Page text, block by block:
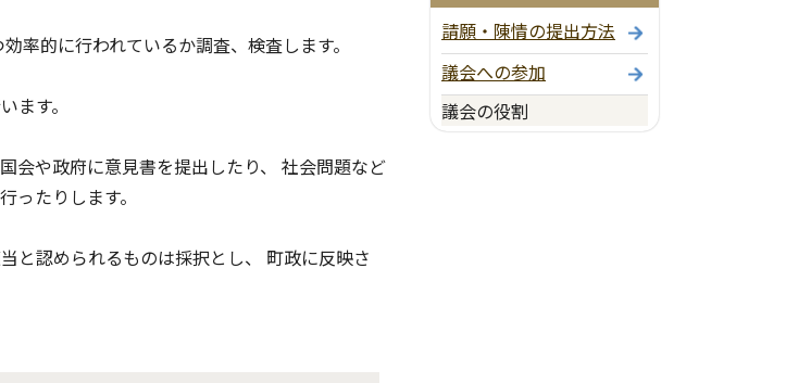
率的に行われているか調査、検査します。
ます。
会や政府に意見書を提出したり、 社会問題など
ったりします。
と認められるものは採択とし、 町政に反映さ
請願・陳情の提出方法
議会への参加
議会の役割